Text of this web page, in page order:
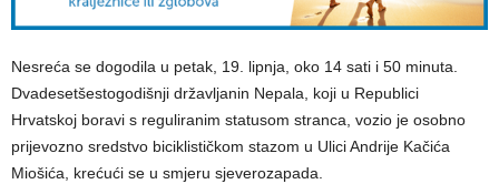
​Nesreća se dogodila u petak, 19. lipnja, oko 14 sati i 50 minuta.
Dvadesetšestogodišnji državljanin Nepala, koji u Republici
Hrvatskoj boravi s reguliranim statusom stranca, vozio je osobno
prijevozno sredstvo biciklističkom stazom u Ulici Andrije Kačića
Miošića, krećući se u smjeru sjeverozapada.